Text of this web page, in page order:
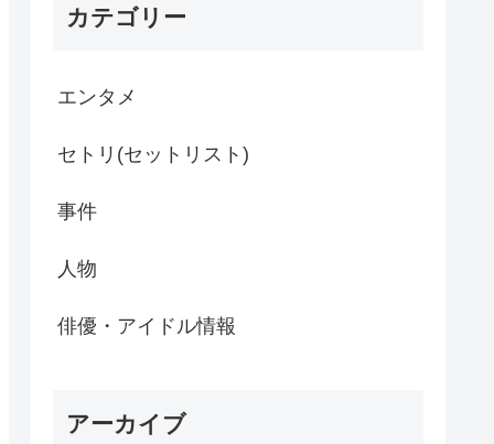
カテゴリー
エンタメ
セトリ(セットリスト)
事件
人物
俳優・アイドル情報
アーカイブ